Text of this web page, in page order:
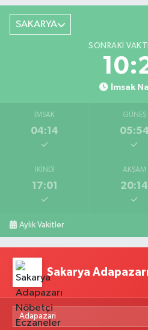
SAKARYA
SONRAKI
İmsak
İMSAK
04:14
GÜNEŞ
05:54
İKINDI
17:01
AKŞAM
20:14
Aylık Vakitler
Sakarya